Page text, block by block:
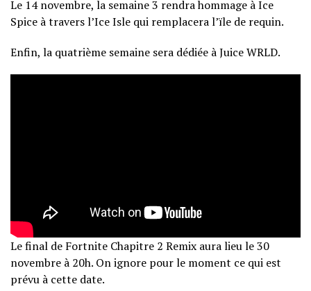
Le 14 novembre, la semaine 3 rendra hommage à Ice
Spice à travers l’Ice Isle qui remplacera l’ïle de requin.
Enfin, la quatrième semaine sera dédiée à Juice WRLD.
Le final de Fortnite Chapitre 2 Remix aura lieu le 30
novembre à 20h. On ignore pour le moment ce qui est
prévu à cette date.